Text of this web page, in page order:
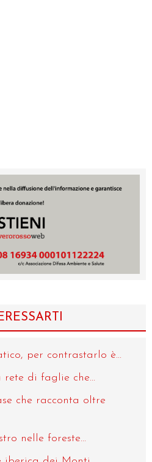
per contrastarlo è...
di faglie che...
che racconta oltre
nelle foreste...